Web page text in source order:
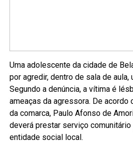
Uma adolescente da cidade de
por agredir, dentro de sala de
Segundo a denúncia, a vítima é
ameaças da agressora. De acordo
da comarca, Paulo Afonso de
deverá prestar serviço
entidade social local.